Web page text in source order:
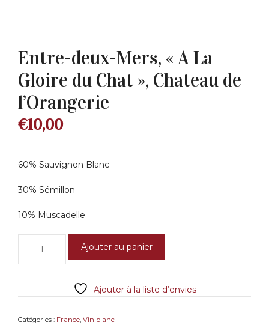
Entre-deux-Mers, « A La
Gloire du Chat », Chateau de
l’Orangerie
€10,00
60% Sauvignon Blanc
30% Sémillon
10% Muscadelle
Entre-
La
Ajouter au panier
Ajouter à la liste d’envies
Catégories : France Vin blanc